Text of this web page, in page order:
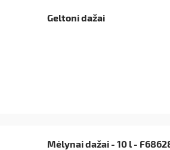
Geltoni dažai
Mėlynai dažai - 10 l -